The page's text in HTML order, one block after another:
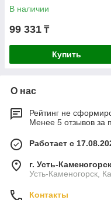
В наличии
99 331 ₸
Купить
О нас
Рейтинг не
Менее 5 отзывов за
Работает с
г. Усть-Каменогорск
Усть-Каменогорск,
Контакты